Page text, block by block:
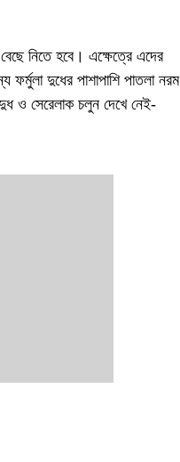
নিতে হবে। এক্ষেত্রে এদের
দুধের পাশাপাশি পাতলা নরম
ও সেরেলাক চলুন দেখে নেই-